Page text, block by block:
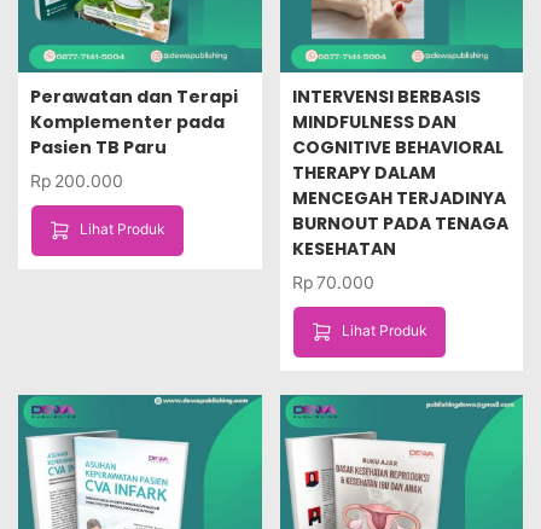
Perawatan dan Terapi
Komplementer pada
Pasien TB Paru
Rp 200.000
Lihat Produk
INTERVENSI BERBASIS
MINDFULNESS DAN
COGNITIVE BEHAVIORAL
THERAPY DALAM
MENCEGAH TERJADINYA
BURNOUT PADA TENAGA
KESEHATAN
Rp70.000
Lihat Produk